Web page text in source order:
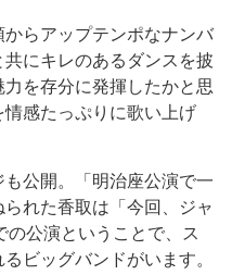
らアップテンポなナンバ
にキレのあるダンスを披
を存分に発揮したかと思
感たっぷりに歌い上げ
公開。「明治座公演で一
れた香取は「今回、ジャ
の公演ということで、ス
ビッグバンドがいます。